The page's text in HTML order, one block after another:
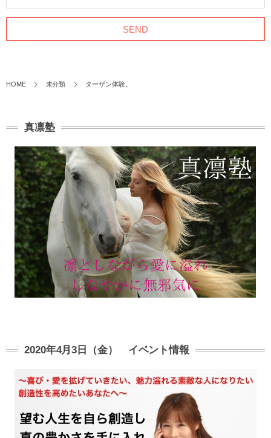
HOME 未分類 ターザン体験。
真凛塾
2020年4月3日（金） イベント情報